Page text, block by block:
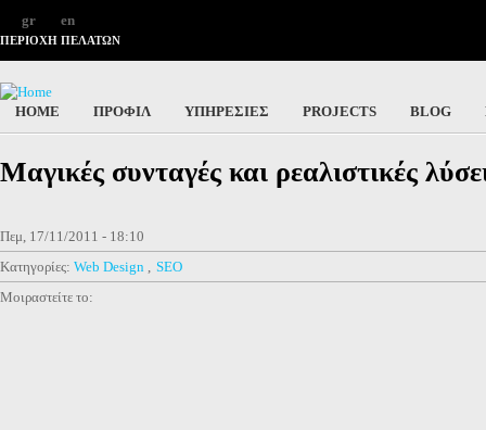
gr en
ΠΕΡΙΟΧΗ ΠΕΛΑΤΩΝ
HOME ΠΡΟΦΙΛ ΥΠΗΡΕΣΙΕΣ PROJECTS BLOG
Μαγικές συνταγές και ρεαλιστικές
Πεμ, 17/11/2011 - 18:10
Κατηγορίες: Web Design
SEO
Μοιραστείτε το: